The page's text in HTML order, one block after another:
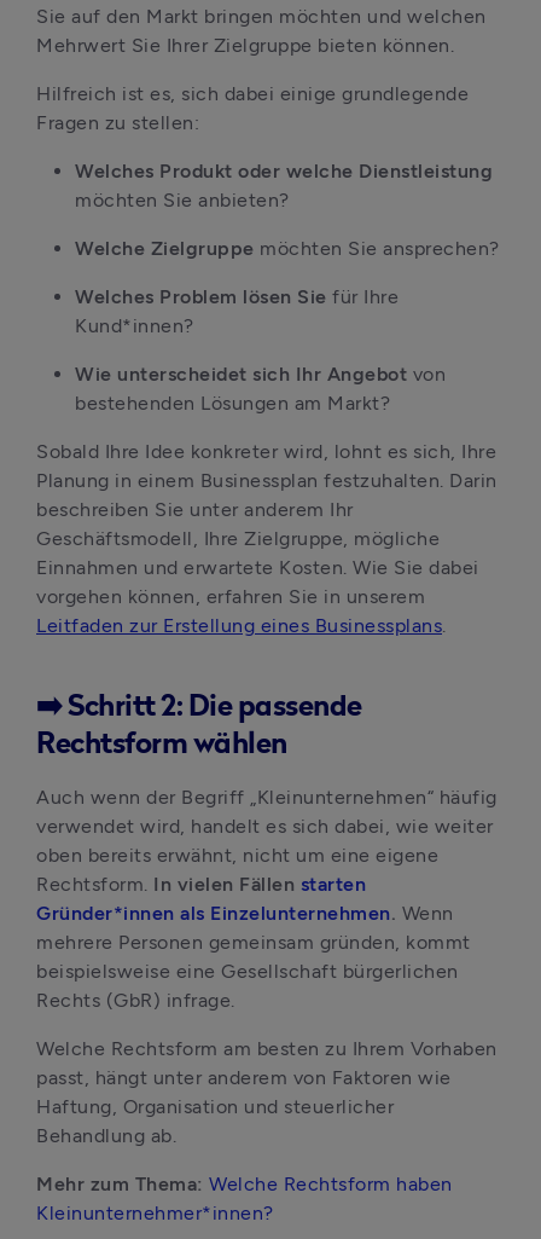
Sie auf den Markt bringen möchten und welchen
Mehrwert Sie Ihrer Zielgruppe bieten können.
Hilfreich ist es, sich dabei einige grundlegende
Fragen zu stellen:
Welches Produkt oder welche Dienstleistung
möchten Sie anbieten?
Welche Zielgruppe möchten Sie ansprechen?
Welches Problem lösen Sie für Ihre
Kund*innen?
Wie unterscheidet sich Ihr Angebot von
bestehenden Lösungen am Markt?
Sobald Ihre Idee konkreter wird, lohnt es sich, Ihre
Planung in einem Businessplan festzuhalten. Darin
beschreiben Sie unter anderem Ihr
Geschäftsmodell, Ihre Zielgruppe, mögliche
Einnahmen und erwartete Kosten. Wie Sie dabei
Leitfaden zur Erstellung eines Businessplans.
➡️ Schritt 2: Die passende
Rechtsform wählen
Auch wenn der Begriff „Kleinunternehmen“ häufig
verwendet wird, handelt es sich dabei, wie weiter
oben bereits erwähnt, nicht um eine eigene
Rechtsform. In vielen Fällen starten
Gründer*innen als Einzelunternehmen. Wenn
mehrere Personen gemeinsam gründen, kommt
beispielsweise eine Gesellschaft bürgerlichen
Rechts (GbR) infrage.
Welche Rechtsform am besten zu Ihrem Vorhaben
passt, hängt unter anderem von Faktoren wie
Haftung, Organisation und steuerlicher
Behandlung ab.
Mehr zum Thema: Welche Rechtsform haben
Kleinunternehmer*innen?